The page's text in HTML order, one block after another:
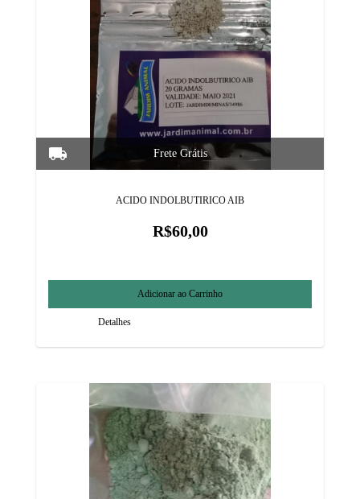
ACIDO INDOLBUTIRICO AIB
R$60,00
Detalhes